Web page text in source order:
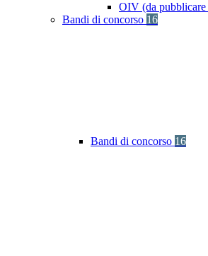
OIV (da pubblicare
Bandi di concorso 16
Bandi di concorso 16